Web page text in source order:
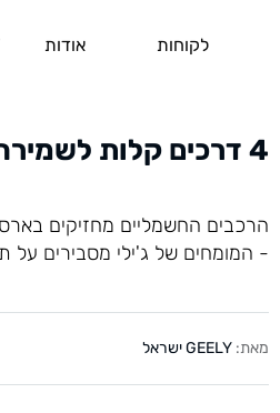
לקוחות אודות
4 דרכים קלות לשמירה ותחזוקה נכונה ברכבים חשמליים
הרכבים החשמליים מחזיקים
- המומחים של ג'ילי מסבירים על
מאת: GEELY ישראל